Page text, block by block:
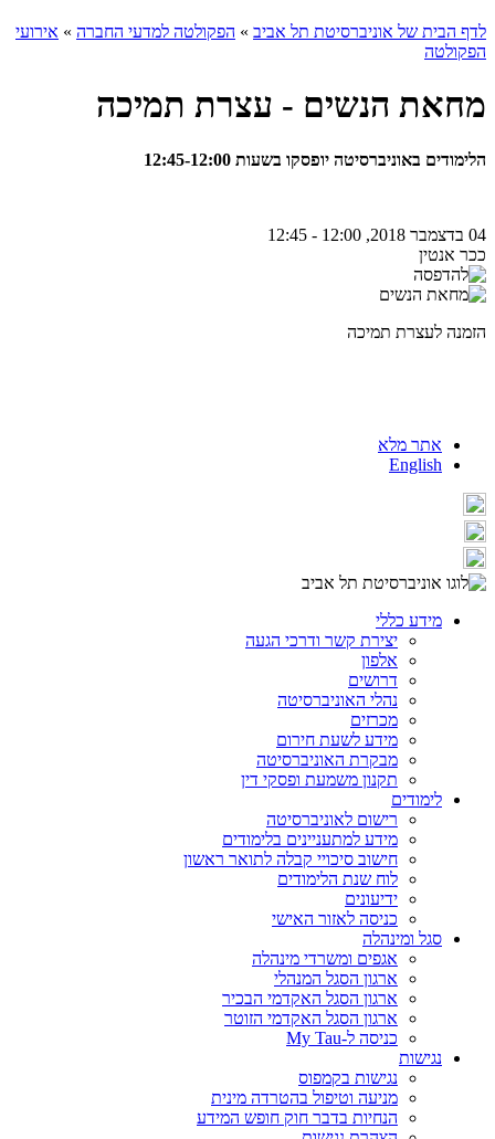
לדף הבית של אוניברסיטת תל אביב » הפקולטה למדעי החברה » אירועי
הפקולטה
מחאת הנשים - עצרת תמיכה
הלימודים באוניברסיטה יופסקו בשעות 12:45-12:00
04 בדצמבר 2018, 12:00 - 12:45
ככר אנטין
הזמנה לעצרת תמיכה
אתר מלא
English
מידע כללי
יצירת קשר ודרכי הגעה
אלפון
דרושים
נהלי האוניברסיטה
מכרזים
מידע לשעת חירום
מבקרת האוניברסיטה
תקנון משמעת ופסקי דין
לימודים
רישום לאוניברסיטה
מידע למתעניינים בלימודים
חישוב סיכויי קבלה לתואר ראשון
לוח שנת הלימודים
ידיעונים
כניסה לאזור האישי
סגל ומינהלה
אגפים ומשרדי מינהלה
ארגון הסגל המנהלי
ארגון הסגל האקדמי הבכיר
ארגון הסגל האקדמי הזוטר
כניסה ל-My Tau
נגישות
נגישות בקמפוס
מניעה וטיפול בהטרדה מינית
הנחיות בדבר חוק חופש המידע